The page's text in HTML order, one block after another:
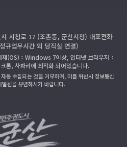
시청로 17 (조촌동, 군산시청) 대표전화
규업무시간 외 당직실 연결)
제(OS)：Windows 7이상, 인터넷 브라우저：
롬, 사파리에 최적화 되어있습니다.
동 수집되는 것을 거부하며, 이를 위반시 정보통신
벌됨을 유념하시기 바랍니다.